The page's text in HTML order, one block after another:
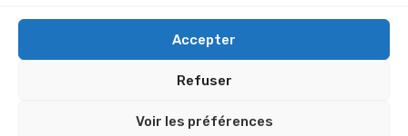
Accepter
Refuser
Voir les préférences
Plan du site RGPD Politique de cookies (UE)